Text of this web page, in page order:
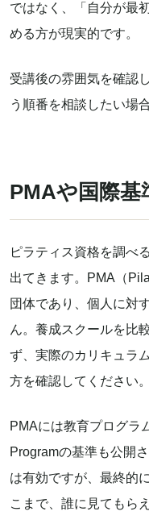
ではなく、「自分が最
める方が現実的です。
受講後の雰囲気を確認
う順番を相談したい場
PMAや国際
ピラティス資格を調べ
出てきます。PMA（
団体であり、個人に対
ん。養成スクールを比
ず、実際のカリキュラ
方を確認してください。
PMAには教育プログラ
Programの基準も公開
は有効ですが、最終的
こまで、誰に見てもら